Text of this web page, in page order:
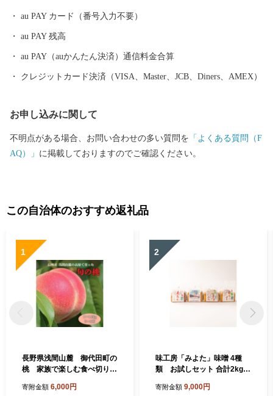
au PAY カード（番号入力不要）
au PAY 残高
au PAY（auかんたん決済）通信料金合算
クレジットカード決済（VISA、Master、JCB、Diners、AMEX）
お申し込みに関して
不明点がある場合、お問い合わせの多い質問を 「よくある質問（F
AQ）」 に掲載しておりますのでご確認ください。
この自治体のおすすめ返礼品
1
長野県浅間山麓 御代田町の
桃 家族で楽しむ食べ切りハ
1】
寄附金額 6,000円
2
味工房「みよた」味噌 4種
類 お試しセット 合計2kg
寄附金額 9,000円